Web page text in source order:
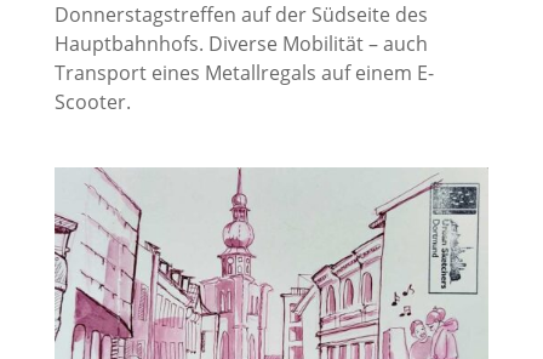
Donnerstagstreffen auf der Südseite des
Hauptbahnhofs. Diverse Mobilität – auch
Transport eines Metallregals auf einem E-
Scooter.